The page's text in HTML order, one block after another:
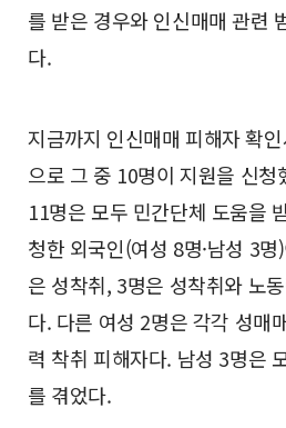
를 받은 경우와 인신매매 관련
다.
지금까지 인신매매 피해자 확
으로 그 중 10명이 지원을 신청
11명은 모두 민간단체 도움을
청한 외국인(여성 8명·남성 3
은 성착취, 3명은 성착취와 노
다. 다른 여성 2명은 각각 성매
력 착취 피해자다. 남성 3명은
를 겪었다.